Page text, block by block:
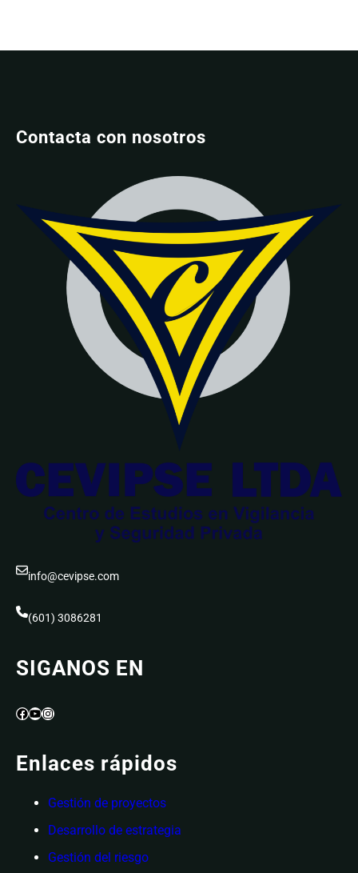
Contacta con nosotros
info@cevipse.com
(601) 3086281
SIGANOS EN
Facebook YouTube Instagram
Enlaces rápidos
Gestión de proyectos
Desarrollo de estrategia
Gestión del riesgo